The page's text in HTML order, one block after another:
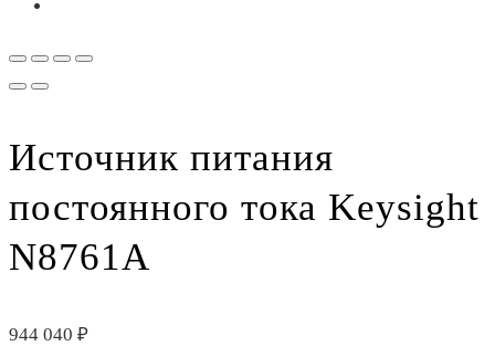
Источник питания
постоянного тока Keysight
N8761A
944 040 ₽